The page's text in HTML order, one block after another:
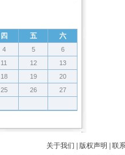
四 五 六
4 5
6
11 12
13
18 19
20
25 26
27
关于我们 版权声明
联